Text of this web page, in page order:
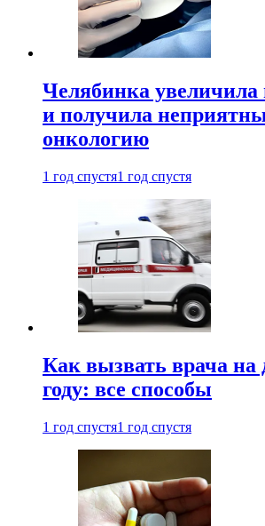
Челябинка увеличила
и получила
онкологию
1 год спустя1 год спустя
Как вызвать врача на
году: все способы
1 год спустя1 год спустя